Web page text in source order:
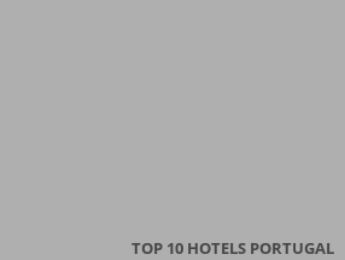
TOP 10 HOTELS PORTUGAL